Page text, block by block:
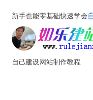
新手也能零基础快速学会
自己建设网站制作教程